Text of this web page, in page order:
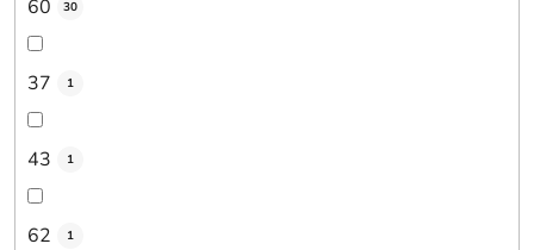
60 30
37 1
43 1
62 1